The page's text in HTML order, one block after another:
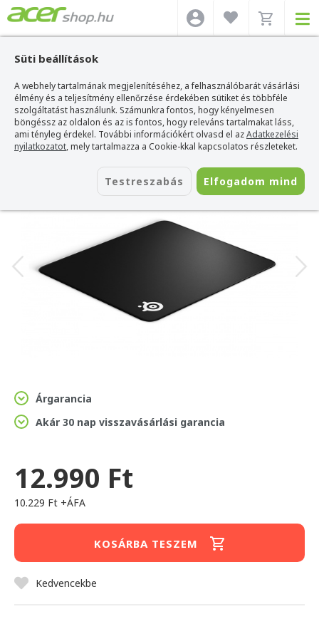
Süti beállítások
A webhely tartalmának megjelenítéséhez, a felhasználóbarát vásárlási
élmény és a teljesítmény ellenőrzése érdekében sütiket és többféle
szolgáltatást használunk. Számunkra fontos, hogy kényelmesen
böngéssz az oldalon és az is fontos, hogy releváns tartalmakat láss,
ami tényleg érdekel. További információkért olvasd el azAdatkezelési
nyilatkozatot, mely tartalmazza a Cookie-kkal kapcsolatos részleteket.
Testreszabás Elfogadom mind
Acer webshop>Kiegészítők>Egérpadok > Steelseries Egérpadok >
SteelSeries QcK Edge - Gaming Egérpad - L
SteelSeries QcK Edge - Gaming Egérpad
- L
Azonosító:
Árgarancia
Akár 30 nap visszavásárlási garancia
12.990 Ft
10.229 Ft +ÁFA
KOSÁRBA TESZEM
Kedvencekbe